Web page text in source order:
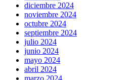
diciembre 2024
noviembre 2024
octubre 2024
septiembre 2024
julio 2024
junio 2024
mayo 2024
abril 2024
marzo 2024